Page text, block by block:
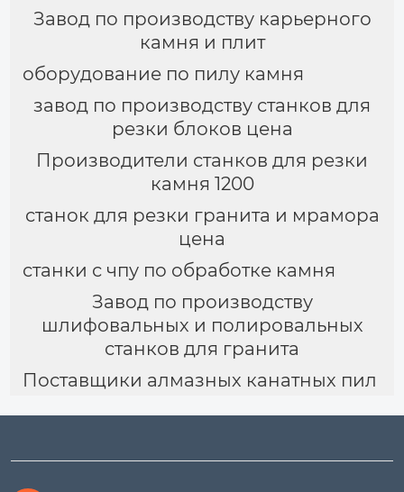
Завод по производству карьерного
камня и плит
оборудование по пилу камня
завод по производству станков для
резки блоков цена
Производители станков для резки
камня 1200
станок для резки гранита и мрамора
цена
станки с чпу по обработке камня
Завод по производству
шлифовальных и полировальных
станков для гранита
Поставщики алмазных канатных пил